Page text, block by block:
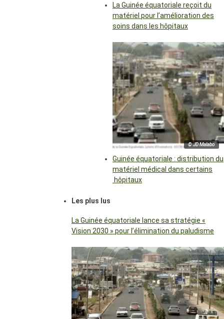
La Guinée équatoriale reçoit du
matériel pour l’amélioration des
soins dans les hôpitaux
© JD Malabo
Guinée équatoriale : distribution du
matériel médical dans certains
hôpitaux
Les plus lus
La Guinée équatoriale lance sa stratégie «
Vision 2030 » pour l’élimination du paludisme